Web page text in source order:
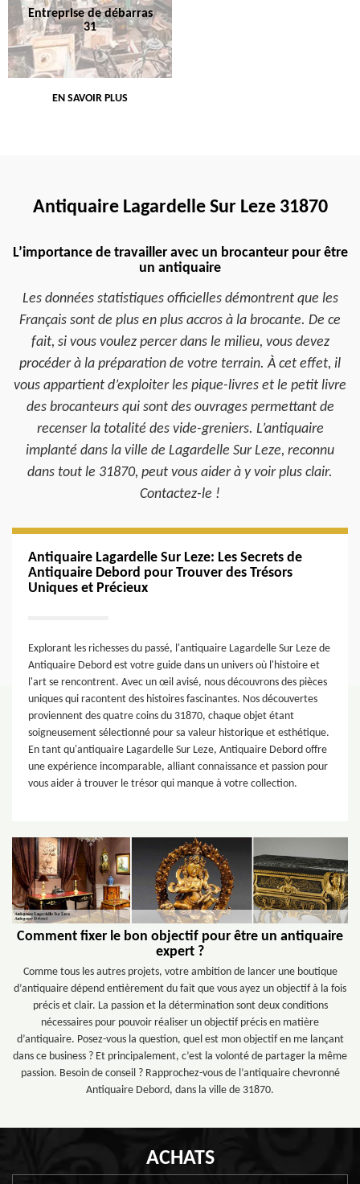
Entreprise de débarras
31
EN SAVOIR PLUS
Antiquaire Lagardelle Sur Leze 31870
L’importance de travailler avec un brocanteur pour être
un antiquaire
Les données statistiques officielles démontrent que les
Français sont de plus en plus accros à la brocante. De ce
fait, si vous voulez percer dans le milieu, vous devez
procéder à la préparation de votre terrain. À cet effet, il
vous appartient d’exploiter les pique-livres et le petit livre
des brocanteurs qui sont des ouvrages permettant de
recenser la totalité des vide-greniers. L’antiquaire
implanté dans la ville de Lagardelle Sur Leze, reconnu
dans tout le 31870, peut vous aider à y voir plus clair.
Contactez-le !
Antiquaire Lagardelle Sur Leze: Les Secrets de
Antiquaire Debord pour Trouver des Trésors
Uniques et Précieux
Explorant les richesses du passé, l'antiquaire Lagardelle Sur Leze de
Antiquaire Debord est votre guide dans un univers où l'histoire et
l'art se rencontrent. Avec un œil avisé, nous découvrons des pièces
uniques qui racontent des histoires fascinantes. Nos découvertes
proviennent des quatre coins du 31870, chaque objet étant
soigneusement sélectionné pour sa valeur historique et esthétique.
En tant qu'antiquaire Lagardelle Sur Leze, Antiquaire Debord offre
une expérience incomparable, alliant connaissance et passion pour
vous aider à trouver le trésor qui manque à votre collection.
Comment fixer le bon objectif pour être un antiquaire
expert ?
Comme tous les autres projets, votre ambition de lancer une boutique
d’antiquaire dépend entièrement du fait que vous ayez un objectif à la fois
précis et clair. La passion et la détermination sont deux conditions
nécessaires pour pouvoir réaliser un objectif précis en matière
d’antiquaire. Posez-vous la question, quel est mon objectif en me lançant
dans ce business ? Et principalement, c’est la volonté de partager la même
passion. Besoin de conseil ? Rapprochez-vous de l’antiquaire chevronné
Antiquaire Debord, dans la ville de 31870.
ACHATS